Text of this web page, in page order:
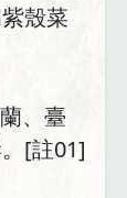
殼菜
、臺
[註01]